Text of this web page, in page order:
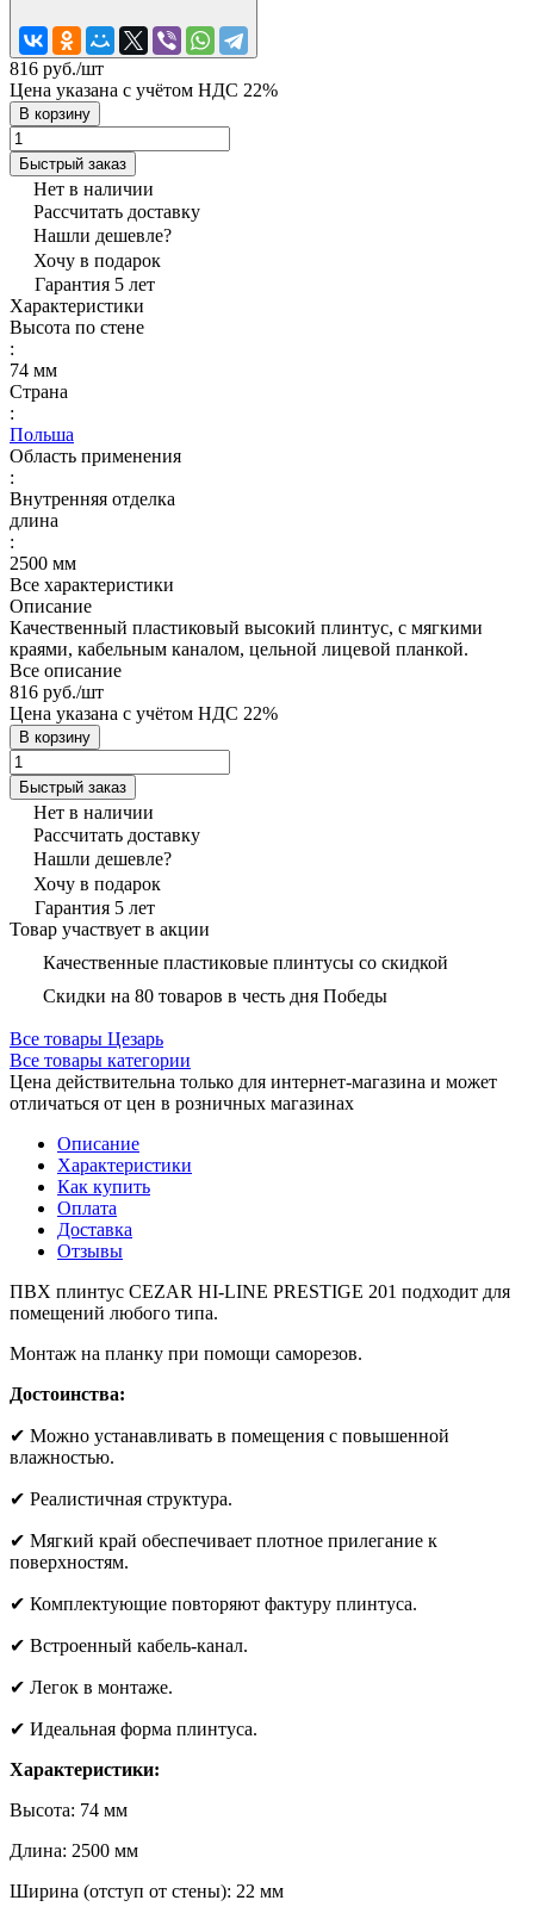
816 руб./шт
Цена указана с учётом НДС 22%
В корзину
Быстрый заказ
Нет в наличии
Рассчитать доставку
Нашли дешевле?
Хочу в подарок
Гарантия 5 лет
Характеристики
Высота по стене
:
74 мм
Страна
:
Польша
Область применения
:
Внутренняя отделка
длина
:
2500 мм
Все характеристики
Описание
Качественный пластиковый высокий плинтус, с мягкими
краями, кабельным каналом, цельной лицевой планкой.
Все описание
816 руб./шт
Цена указана с учётом НДС 22%
В корзину
Быстрый заказ
Нет в наличии
Рассчитать доставку
Нашли дешевле?
Хочу в подарок
Гарантия 5 лет
Товар участвует в акции
Качественные пластиковые плинтусы со скидкой
Скидки на 80 товаров в честь дня Победы
Все товары Цезарь
Все товары категории
Цена действительна только для интернет-магазина и может
отличаться от цен в розничных магазинах
Описание
Характеристики
Как купить
Оплата
Доставка
Отзывы
ПВХ плинтус CEZAR HI-LINE PRESTIGE 201 подходит для
помещений любого типа.
Монтаж на планку при помощи саморезов.
Достоинства:
✔ Можно устанавливать в помещения с повышенной
влажностью.
✔ Реалистичная структура.
✔ Мягкий край обеспечивает плотное прилегание к
поверхностям.
✔ Комплектующие повторяют фактуру плинтуса.
✔ Встроенный кабель-канал.
✔ Легок в монтаже.
✔ Идеальная форма плинтуса.
Характеристики:
Высота: 74 мм
Длина: 2500 мм
Ширина (отступ от стены): 22 мм